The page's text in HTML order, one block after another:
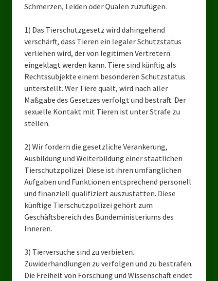
Kommunale Gremien
Ratsgruppe Freie Wähler Tierschutz PARTEI Düsseldorf
Ratsgruppe Tierschutz / DAL-WGD Duisburg
Ratsgruppe TIERSCHUTZ GUT Gelsenkirchen
Kreistagsgruppe TIERSCHUTZ hier! Mettmann
Wahlen
Kommunalwahl Nordrhein-Westfalen 2025
Unsere Kandidaten für Duisburg
Europawahl 2024
Landtagswahl Thüringen 2024
Schmerzen, Leiden oder Qualen zuzufügen.
1) Das Tierschutzgesetz wird dahingehend
verschärft, dass Tieren ein legaler Schutzstatus
verliehen wird, der von legitimen Vertretern
eingeklagt werden kann. Tiere sind künftig als
Rechtssubjekte einem besonderen Schutzstatus
unterstellt. Wer Tiere quält, wird nach aller
Maßgabe des Gesetzes verfolgt und bestraft. Der
sexuelle Kontakt mit Tieren ist unter Strafe zu
stellen.
2) Wir fordern die gesetzliche Verankerung,
Ausbildung und Weiterbildung einer staatlichen
Tierschutzpolizei. Diese ist ihren umfänglichen
Aufgaben und Funktionen entsprechend personell
und finanziell qualifiziert auszustatten. Diese
künftige Tierschutzpolizei gehört zum
Geschäftsbereich des Bundeministeriums des
Inneren.
3) Tierversuche sind zu verbieten.
Zuwiderhandlungen zu verfolgen und zu bestrafen.
Die Freiheit von Forschung und Wissenschaft endet